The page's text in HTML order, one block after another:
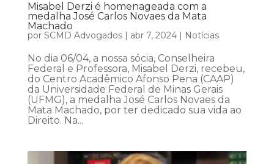
Misabel Derzi é homenageada com a
medalha José Carlos Novaes da Mata
Machado
por SCMD Advogados| abr 7, 2024| Notícias
No dia 06/04, a nossa sócia, Conselheira
Federal e Professora, Misabel Derzi, recebeu,
do Centro Acadêmico Afonso Pena (CAAP)
da Universidade Federal de Minas Gerais
(UFMG), a medalha José Carlos Novaes da
Mata Machado, por ter dedicado sua vida ao
Direito. Na...